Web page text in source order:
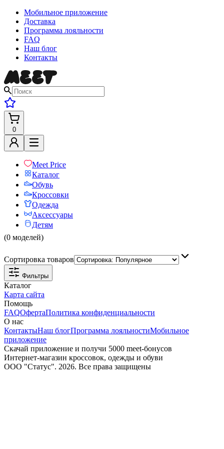
Мобильное приложение
Доставка
Программа лояльности
FAQ
Наш блог
Контакты
0
Meet Price
Каталог
Обувь
Кроссовки
Одежда
Аксессуары
Детям
(0 моделей)
Сортировка товаров
Фильтры
Каталог
Карта сайта
Помощь
FAQОфертаПолитика конфиденциальности
О нас
КонтактыНаш блогПрограмма лояльностиМобильное
приложение
Скачай приложение и получи 5000 meet-бонусов
Интернет-магазин кроссовок, одежды и обуви
ООО "Статус". 2026. Все права защищены